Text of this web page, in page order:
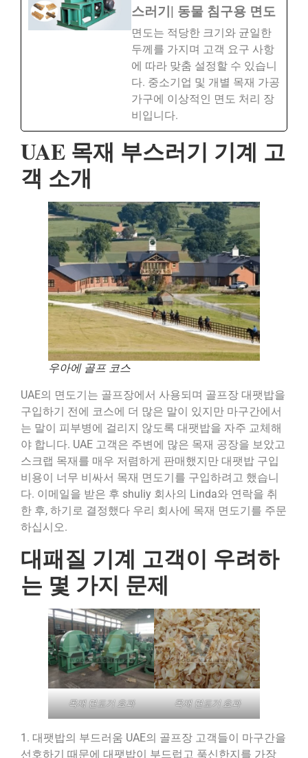
스러기| 동물 침구용 면도
면도는 적당한 크기와 균일한
두께를 가지며 고객 요구 사항
에 따라 맞춤 설정할 수 있습니
다. 중소기업 및 개별 목재 가공
가구에 이상적인 면도 처리 장
비입니다.
UAE 목재 부스러기 기계 고
객 소개
우아에 골프 코스
UAE의 면도기는 골프장에서 사용되며 골프장 대팻밥을
구입하기 전에 코스에 더 많은 말이 있지만 마구간에서
는 말이 피부병에 걸리지 않도록 대팻밥을 자주 교체해
야 합니다. UAE 고객은 주변에 많은 목재 공장을 보았고
스크랩 목재를 매우 저렴하게 판매했지만 대팻밥 구입
비용이 너무 비싸서 목재 면도기를 구입하려고 했습니
다. 이메일을 받은 후 shuliy 회사의 Linda와 연락을 취
한 후, 하기로 결정했다 우리 회사에 목재 면도기를 주문
하십시오.
대패질 기계 고객이 우려하
는 몇 가지 문제
목재 면도기 효과 목재 면도기 효과
1. 대팻밥의 부드러움 UAE의 골프장 고객들이 마구간을
선호하기 때문에 대팻밥이 부드럽고 푹신한지를 가장